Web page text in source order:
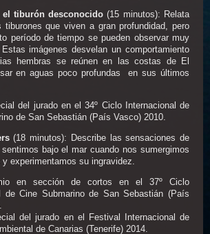
el tiburón desconocido (15 minutos): Relata
tiburones que viven a gran profundidad, pero
período de tiempo se pueden observar muy
imágenes desvelan un comportamiento
hembras se reúnen en las costas de El
en aguas poco profundas en sus últimos
del jurado en el 34º Ciclo Internacional de
de San Sebastián (País Vasco) 2010.
(18 minutos): Describe las sensaciones de
bajo el mar cuando nos sumergimos
experimentamos su ingravidez.
en sección de cortos en el 37º Ciclo
de Cine Submarino de San Sebastián (País
del jurado en el Festival Internacional de
de Canarias (Tenerife) 2014.